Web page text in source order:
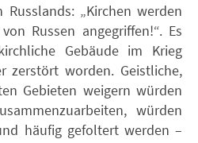
Russlands: „Kirchen werden
Russen angegriffen!“. Es
Gebäude im Krieg
zerstört worden. Geistliche,
Gebieten weigern würden
würden
häufig gefoltert werden –